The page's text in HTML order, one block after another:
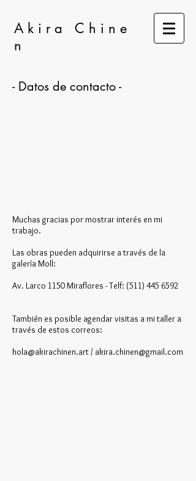
A k i r a C h i n e
n
- Datos de contacto -
Muchas gracias por mostrar interés en mi
trabajo.
Las obras pueden adquirirse a través de la
galería Moll:
Av. Larco 1150 Miraflores - Telf: (511) 445 6592
También es posible agendar visitas a mi taller a
través de estos correos:
hola@akirachinen.art/ akira.chinen@gmail.com